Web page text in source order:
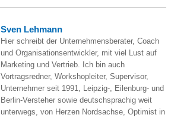
Sven Lehmann
Hier schreibt der Unternehmensberater, Coach
und Organisationsentwickler, mit viel Lust auf
Marketing und Vertrieb. Ich bin auch
Vortragsredner, Workshopleiter, Supervisor,
Unternehmer seit 1991, Leipzig-, Eilenburg- und
Berlin-Versteher sowie deutschsprachig weit
unterwegs, von Herzen Nordsachse, Optimist in